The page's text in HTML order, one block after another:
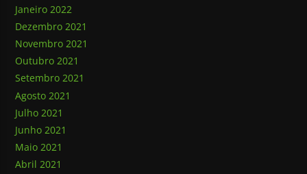
Janeiro 2022
Dezembro 2021
Novembro 2021
Outubro 2021
Setembro 2021
Agosto 2021
Julho 2021
Junho 2021
Maio 2021
Abril 2021